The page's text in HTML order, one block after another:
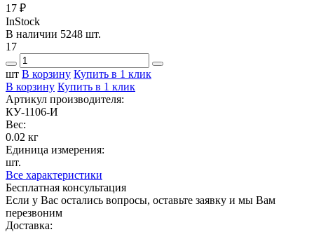
17 ₽
InStock
В наличии 5248 шт.
17
шт В корзину Купить в 1 клик
В корзину Купить в 1 клик
Артикул производителя:
КУ-1106-И
Вес:
0.02 кг
Единица измерения:
шт.
Все характеристики
Бесплатная консультация
Если у Вас остались вопросы, оставьте заявку и мы Вам
перезвоним
Доставка: